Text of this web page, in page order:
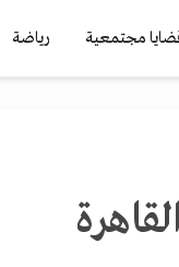
مجتمعية رياضة
في القاهرة